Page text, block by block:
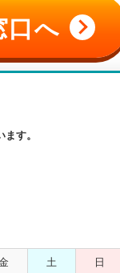
口へ
す。
土 日